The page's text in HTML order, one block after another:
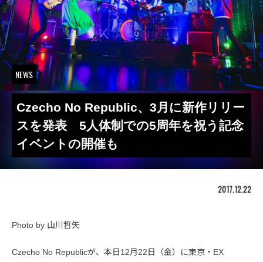
NEWS
Czecho No Republic、3月に新作リリー
スを発表 5人体制での5周年を祝う記念
イベントの開催も
2017.12.22
Photo by 山川哲矢
Czecho No Republicが、本日12月22日（金）に東京・EX